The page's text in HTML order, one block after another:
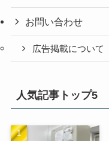
お問い合わせ
広告掲載について
人気記事トップ5